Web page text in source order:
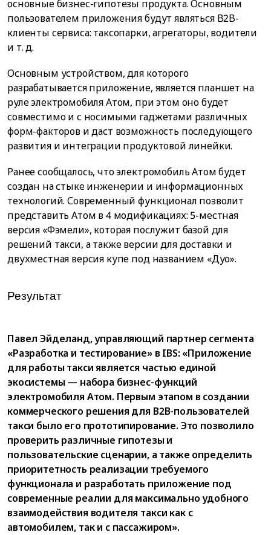
основные бизнес-гипотезы продукта. Основным
пользователем приложения будут являться B2B-
клиенты сервиса: таксопарки, агрегаторы, водители
и т. д.
Основным устройством, для которого
разрабатывается приложение, является планшет на
руле электромобиля Атом, при этом оно будет
совместимо и с носимыми гаджетами различных
форм-факторов и даст возможность последующего
развития и интеграции продуктовой линейки.
Ранее сообщалось, что электромобиль Атом будет
создан на стыке инженерии и информационных
технологий. Современный функционал позволит
представить Атом в 4 модификациях: 5-местная
версия «Фэмели», которая послужит базой для
решений такси, а также версии для доставки и
двухместная версия купе под названием «Дуо».
Результат
Павел Эйделанд, управляющий партнер сегмента
«Разработка и тестирование» в IBS: «Приложение
для работы такси является частью единой
экосистемы — набора бизнес-функций
электромобиля Атом. Первым этапом в создании
коммерческого решения для B2B-пользователей
такси было его прототипирование. Это позволило
проверить различные гипотезы и
пользовательские сценарии, а также определить
приоритетность реализации требуемого
функционала и разработать приложение под
современные реалии для максимально удобного
взаимодействия водителя такси как с
автомобилем, так и с пассажиром».